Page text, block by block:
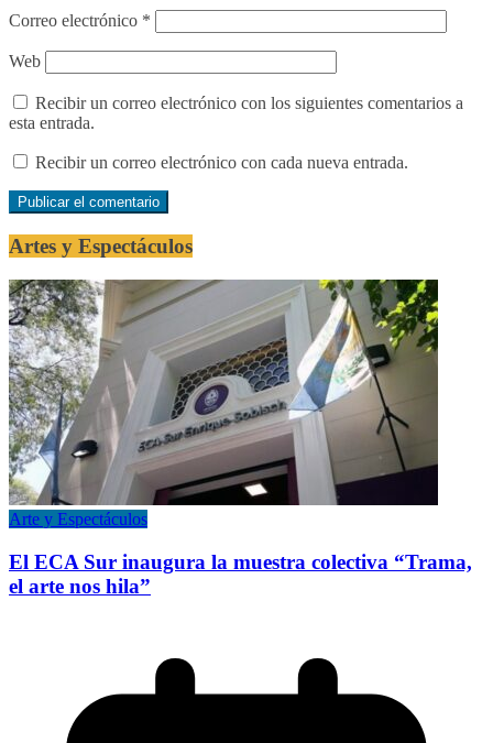
Correo electrónico *
Web
Recibir un correo electrónico con los siguientes comentarios a
esta entrada.
Recibir un correo electrónico con cada nueva entrada.
Artes y Espectáculos
Arte y Espectáculos
El ECA Sur inaugura la muestra colectiva “Trama,
el arte nos hila”